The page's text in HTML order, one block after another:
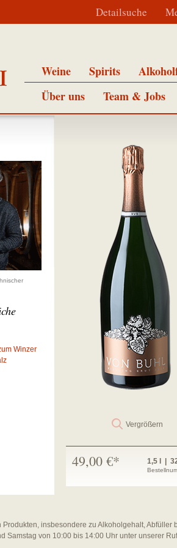
Detailsuche
Weine Spirits
Über uns
Team & Jobs
Vergrößern
49,00 €* 1,5 l |
Winzer
insbesondere zu Alkoholgehalt,
Samstag von 10:00 bis 14:00 Uhr unter unserer